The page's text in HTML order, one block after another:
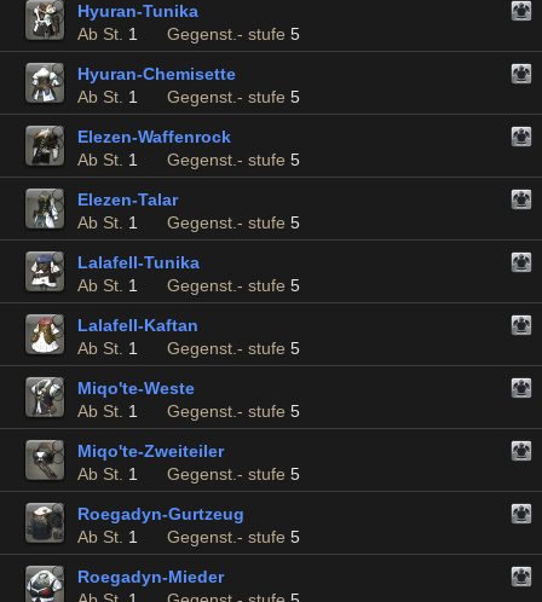
Hyuran-Tunika
Ab St. 1 Gegenst.- stufe 5
Hyuran-Chemisette
Ab St. 1 Gegenst.- stufe 5
Elezen-Waffenrock
Ab St. 1 Gegenst.- stufe 5
Elezen-Talar
Ab St. 1 Gegenst.- stufe 5
Lalafell-Tunika
Ab St. 1 Gegenst.- stufe 5
Lalafell-Kaftan
Ab St. 1 Gegenst.- stufe 5
Miqo'te-Weste
Ab St. 1 Gegenst.- stufe 5
Miqo'te-Zweiteiler
Ab St. 1 Gegenst.- stufe 5
Roegadyn-Gurtzeug
Ab St. 1 Gegenst.- stufe 5
Roegadyn-Mieder